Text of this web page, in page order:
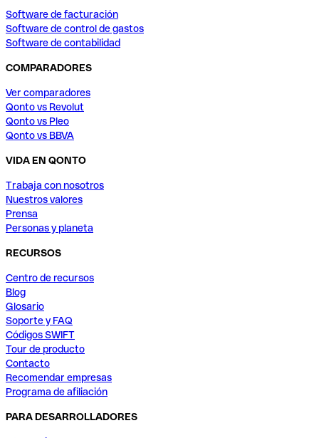
Software de facturación
Software de control de gastos
Software de contabilidad
COMPARADORES
Ver comparadores
Qonto vs Revolut
Qonto vs Pleo
Qonto vs BBVA
VIDA EN QONTO
Trabaja con nosotros
Nuestros valores
Prensa
Personas y planeta
RECURSOS
Centro de recursos
Blog
Glosario
Soporte y FAQ
Códigos SWIFT
Tour de producto
Contacto
Recomendar empresas
Programa de afiliación
PARA DESARROLLADORES